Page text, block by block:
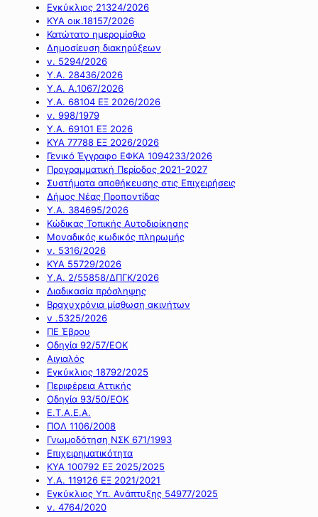
Εγκύκλιος 21324/2026
ΚΥΑ οικ.18157/2026
Κατώτατο ημερομίσθιο
Δημοσίευση διακηρύξεων
ν. 5294/2026
Υ.Α. 28436/2026
Υ.Α. Α.1067/2026
Υ.Α. 68104 ΕΞ 2026/2026
ν. 998/1979
Υ.Α. 69101 ΕΞ 2026
ΚΥΑ 77788 ΕΞ 2026/2026
Γενικό Έγγραφο ΕΦΚΑ 1094233/2026
Προγραμματική Περίοδος 2021-2027
Συστήματα αποθήκευσης στις Επιχειρήσεις
Δήμος Νέας Προποντίδας
Υ.Α. 384695/2026
Κώδικας Τοπικής Αυτοδιοίκησης
Μοναδικός κωδικός πληρωμής
ν. 5316/2026
ΚΥΑ 55729/2026
Υ.Α. 2/55858/ΔΠΓΚ/2026
Διαδικασία πρόσληψης
Βραχυχρόνια μίσθωση ακινήτων
ν .5325/2026
ΠΕ Έβρου
Οδηγία 92/57/ΕΟΚ
Αιγιαλός
Εγκύκλιος 18792/2025
Περιφέρεια Αττικής
Οδηγία 93/50/ΕΟΚ
Ε.Τ.Α.Ε.Α.
ΠΟΛ 1106/2008
Γνωμοδότηση ΝΣΚ 671/1993
Επιχειρηματικότητα
ΚΥΑ 100792 ΕΞ 2025/2025
Υ.Α. 119126 ΕΞ 2021/2021
Εγκύκλιος Υπ. Ανάπτυξης 54977/2025
ν. 4764/2020